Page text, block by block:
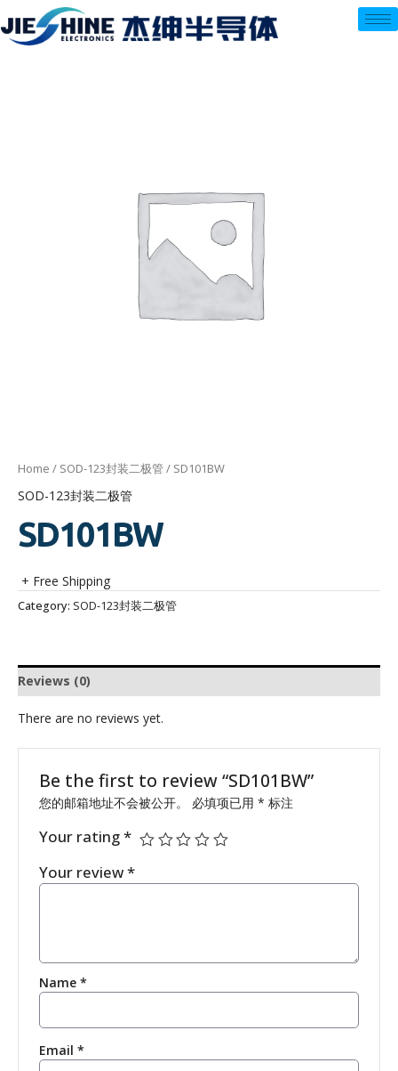
至
内
Home / SOD-123封装二极管 / SD101BW
SOD-123封装二极管
SD101BW
+ Free Shipping
Category: SOD-123封装二极管
Reviews (0)
There are no reviews yet.
Be the first to review “SD101BW”
您的邮箱地址不会被公开。 必填项已用* 标注
Your rating*
Your review*
Name*
Email*